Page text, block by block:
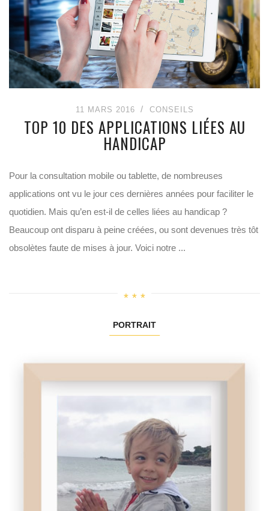
11 MARS 2016 CONSEILS
TOP 10 DES APPLICATIONS LIÉES AU
HANDICAP
Pour la consultation mobile ou tablette, de nombreuses
applications ont vu le jour ces dernières années pour faciliter le
quotidien. Mais qu’en est-il de celles liées au handicap ?
Beaucoup ont disparu à peine créées, ou sont devenues très tôt
obsolètes faute de mises à jour. Voici notre ...
PORTRAIT